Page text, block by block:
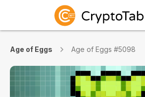
Age of Eggs Age of Eggs #5098